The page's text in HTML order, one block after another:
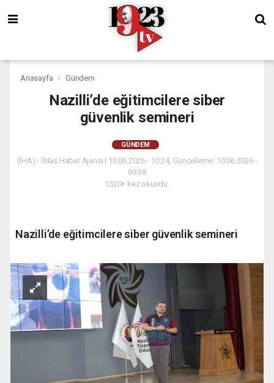
Anasayfa Gündem
Nazilli’de eğitimcilere siber
güvenlik semineri
GÜNDEM
(İHA) - İhlas Haber Ajansı | 10.06.2026 - 10:24, Güncelleme: 10.06.2026 -
09:38
1520+ kez okundu.
Nazilli’de eğitimcilere siber güvenlik semineri